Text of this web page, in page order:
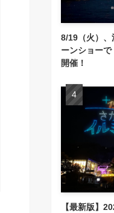
8/19（火）、
ーンショー
開催！
【最新版】